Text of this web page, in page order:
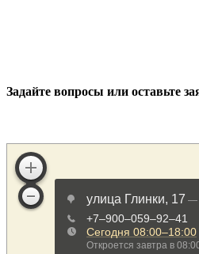
Задайте вопросы или оставьте